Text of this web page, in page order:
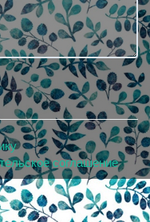
соглашение